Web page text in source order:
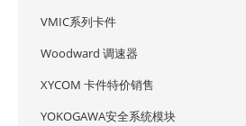
VMIC系列卡件
Woodward 调速器
XYCOM 卡件特价销售
YOKOGAWA安全系统模块